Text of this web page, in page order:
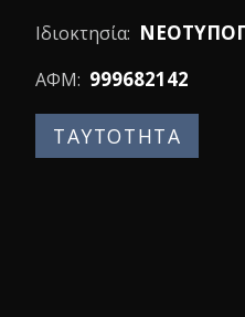
Ιδιοκτησία:
ΑΦΜ: 999682142
ΤΑΥΤΟΤΗΤΑ